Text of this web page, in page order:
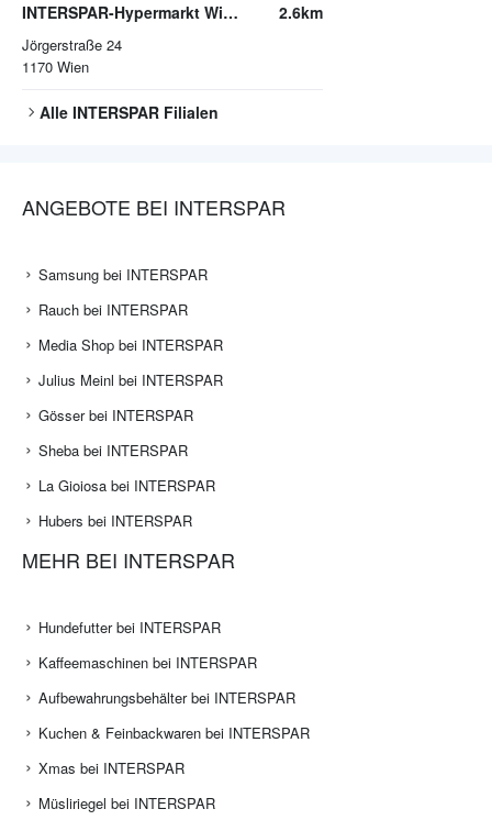
INTERSPAR-Hypermarkt Wien-Jörgerstraße
Jörgerstraße 24
1170 Wien
2.6km
Alle INTERSPAR Filialen
ANGEBOTE BEI INTERSPAR
Samsung bei INTERSPAR
Rauch bei INTERSPAR
Media Shop bei INTERSPAR
Julius Meinl bei INTERSPAR
Gösser bei INTERSPAR
Sheba bei INTERSPAR
La Gioiosa bei INTERSPAR
Hubers bei INTERSPAR
MEHR BEI INTERSPAR
Hundefutter bei INTERSPAR
Kaffeemaschinen bei INTERSPAR
Aufbewahrungsbehälter bei INTERSPAR
Kuchen & Feinbackwaren bei INTERSPAR
Xmas bei INTERSPAR
Müsliriegel bei INTERSPAR